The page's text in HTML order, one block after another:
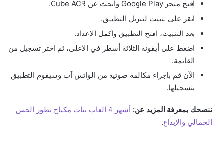
افتح متجر Google Play وابحث عن Cube ACR.
انقر على تثبيت لتنزيل التطبيق.
بعد التثبيت، افتح التطبيق وأكمل الإعداد.
اضغط على أيقونة الثلاثة أسطر في الأعلى، ثم اختر تسجيل من
القائمة.
الآن قم بإجراء مكالمة صوتية من الواتس آب وسيقوم التطبيق
بتسجيلها.
ننصحك بمعرفة المزيد عن:
أشهر 4 العاب بنات مكياج تطور الحس
الجمالي والإبداع.